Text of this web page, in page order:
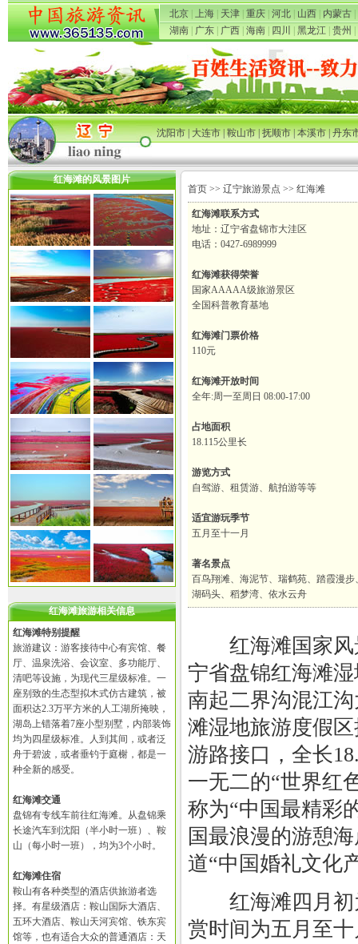
北京 上海 天津 重庆 河北 山西 内蒙古
湖南
广东 广西 海南 四川 黑龙江 贵州
沈阳市|大连市|鞍山市|抚顺市|本溪市|丹东
红海滩的风景图片
红海滩旅游相关信息
红海滩特别提醒
旅游建议：游客接待中心有宾馆、餐
厅、温泉洗浴、会议室、多功能厅、
清吧等设施，为现代三星级标准。一
座别致的生态型拟木式仿古建筑，被
面积达2.3万平方米的人工湖所掩映，
湖岛上错落着7座小型别墅，内部装饰
均为四星级标准。人到其间，或者泛
舟于碧波，或者垂钓于庭榭，都是一
种全新的感受。
红海滩交通
盘锦有专线车前往红海滩。从盘锦乘
长途汽车到沈阳（半小时一班）、鞍
山（每小时一班），均为3个小时。
红海滩住宿
鞍山有各种类型的酒店供旅游者选
择。有星级酒店：鞍山国际大酒店、
五环大酒店、鞍山天河宾馆、铁东宾
馆等，也有适合大众的普通酒店：天
首页 >> 辽宁旅游景点 >> 红海滩
红海滩联系方式
地址：辽宁省盘锦市大洼区
电话：0427-6989999
红海滩获得荣誉
国家AAAAA级旅游景区
全国科普教育基地
红海滩门票价格
110元
红海滩开放时间
全年:周一至周日 08:00-17:00
占地面积
18.115公里长
游览方式
自驾游、租赁游、航拍游等等
适宜游玩季节
五月至十一月
著名景点
百鸟翔滩、海泥节、瑞鹤苑、踏霞漫
湖码头、稻梦湾、依水云舟
红海滩国家风
宁省盘锦红海滩
南起二界沟混江
滩湿地旅游度假
游路接口，全长
一无二的“世界红
称为“中国最精彩
国最浪漫的游憩
道“中国婚礼文化
红海滩四月初
赏时间为五月至